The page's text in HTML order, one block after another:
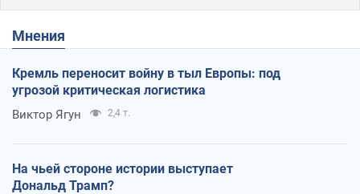
Мнения
Кремль переносит войну в тыл Европы: под
угрозой критическая логистика
Виктор Ягун 2,4 т.
На чьей стороне истории выступает
Дональд Трамп?